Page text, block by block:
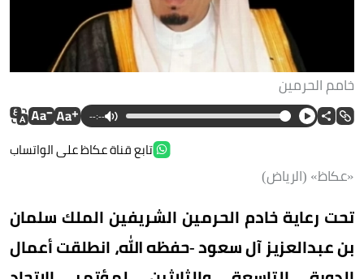
خامم الحرمين
--:--
تابع قناة عكاظ على الواتساب
«عكاظ» (الرياض)
تحت رعاية خادم الحرمين الشريفين الملك سلمان
بن عبدالعزيز آل سعود -حفظه الله، انطلقت أعمال